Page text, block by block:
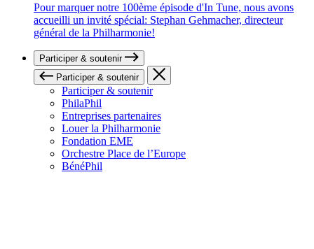
Pour marquer notre 100ème épisode d'In Tune, nous avons
accueilli un invité spécial: Stephan Gehmacher, directeur
général de la Philharmonie!
Participer & soutenir
Participer & soutenir
Participer & soutenir
PhilaPhil
Entreprises partenaires
Louer la Philharmonie
Fondation EME
Orchestre Place de l’Europe
BénéPhil